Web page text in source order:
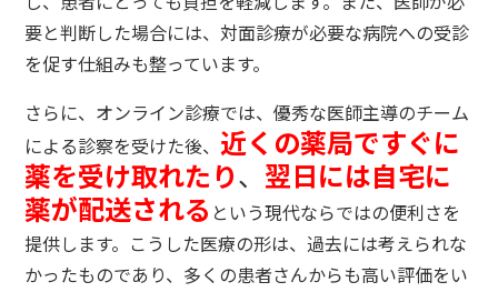
要と判断した場合には、対面診療が必要な病院への受診
を促す仕組みも整っています。
さらに、オンライン診療では、優秀な医師主導のチーム
による診察を受けた後、近くの薬局ですぐに
薬を受け取れたり、 翌日には自宅に
薬が配送される という現代ならではの便利さを
提供します。こうした医療の形は、過去には考えられな
かったものであり、多くの患者さんからも高い評価をい